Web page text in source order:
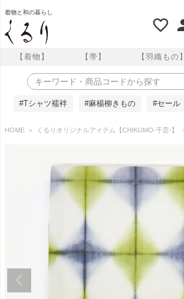
着物と和の暮らし
【着物】 【帯】 【羽織もの】
#Tシャツ襦袢 #麻楊柳きもの #セール
HOME くるりオリジナルアイテム【CHIKUMO-千雲-】